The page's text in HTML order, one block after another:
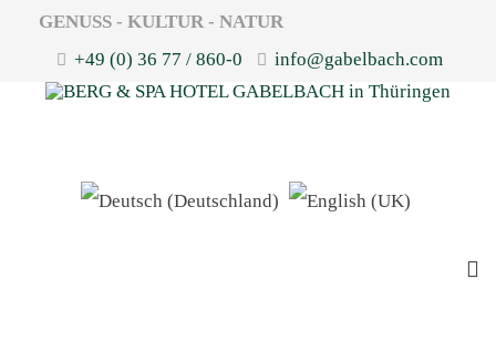
GENUSS - KULTUR - NATUR
+49 (0) 36 77 / 860-0
info@gabelbach.com